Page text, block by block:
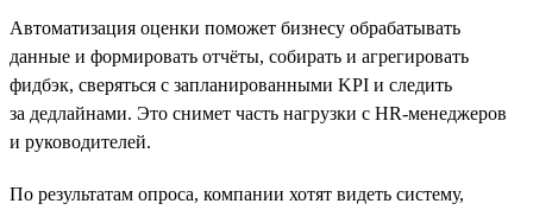
Автоматизация оценки поможет бизнесу обрабатывать
данные и формировать отчёты, собирать и агрегировать
фидбэк, сверяться с запланированными KPI и следить
за дедлайнами. Это снимет часть нагрузки с HR-менеджеров
и руководителей.
По результатам опроса, компании хотят видеть систему,